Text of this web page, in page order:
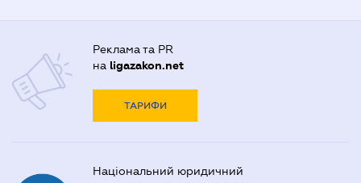
Реклама та PR
на ligazakon.net
ТАРИФИ
Національний юридичний